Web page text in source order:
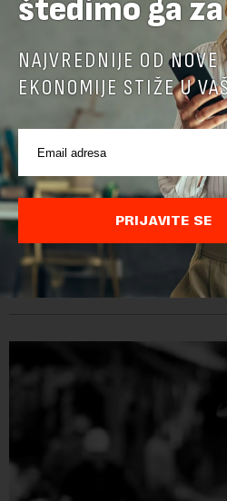
Papua Nova Gvineja
2027
Papua Nova Gvineja jedna je od
koje su do sada potvrdile učešće
međunarodnoj izložbi "Ekspu
i kao državu sa najvećom jezičkom
štedimo ga
NAJVREDNIJE OD NOVE
EKONOMIJE STIŽE U
PRIJAVITE SE